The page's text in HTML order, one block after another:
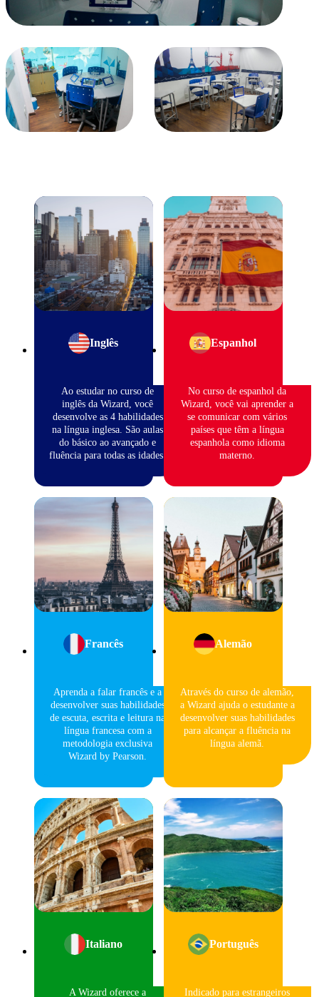
Inglês
Ao estudar no curso de
inglês da Wizard, você
desenvolve as 4 habilidades
na língua inglesa. São aulas
do básico ao avançado e
fluência para todas as idades.
Espanhol
No curso de espanhol da
Wizard, você vai aprender a
se comunicar com vários
países que têm a língua
espanhola como idioma
materno.
Francês
Aprenda a falar francês e a
desenvolver suas habilidades
de escuta, escrita e leitura na
língua francesa com a
metodologia exclusiva
Wizard by Pearson.
Alemão
Através do curso de alemão,
a Wizard ajuda o estudante a
desenvolver suas habilidades
para alcançar a fluência na
língua alemã.
Italiano
A Wizard oferece a
Português
Indicado para estrangeiros